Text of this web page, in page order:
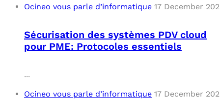
Ocineo vous parle d’informatique 17 December
Sécurisation des systèmes PDV cloud
pour PME: Protocoles essentiels
...
Ocineo vous parle d’informatique 17 December